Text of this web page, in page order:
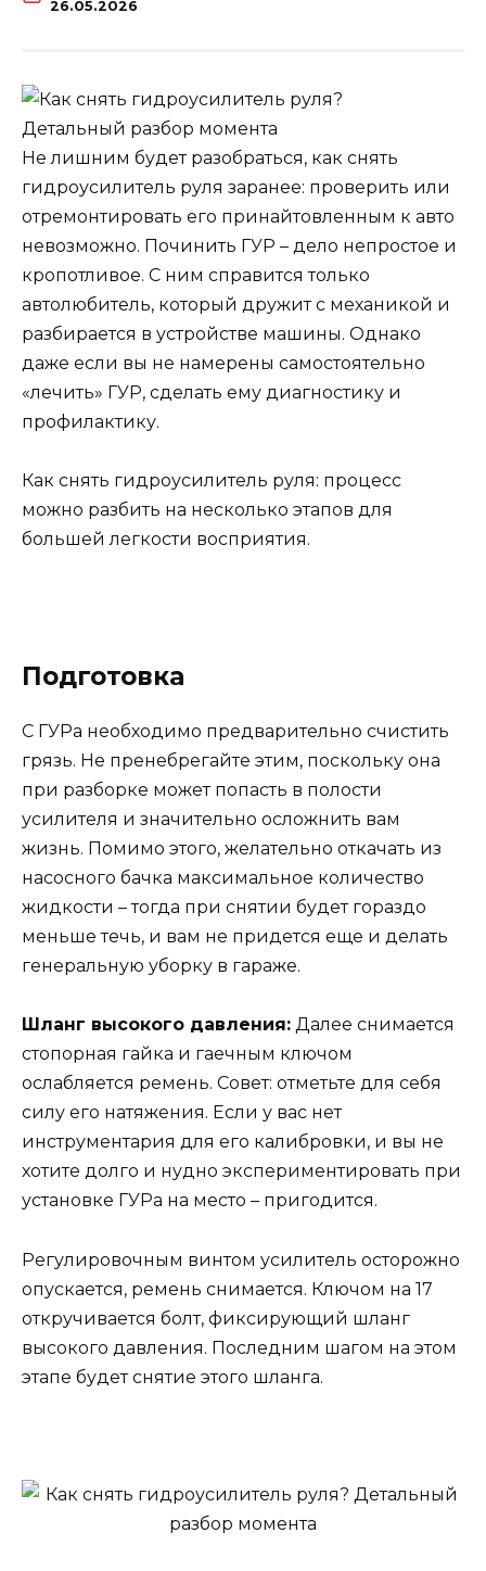
26.05.2026
Не лишним будет разобраться, как снять
гидроусилитель руля заранее: проверить или
отремонтировать его принайтовленным к авто
невозможно. Починить ГУР – дело непростое и
кропотливое. С ним справится только
автолюбитель, который дружит с механикой и
разбирается в устройстве машины. Однако
даже если вы не намерены самостоятельно
«лечить» ГУР, сделать ему диагностику и
профилактику.
Как снять гидроусилитель руля: процесс
можно разбить на несколько этапов для
большей легкости восприятия.
Подготовка
С ГУРа необходимо предварительно счистить
грязь. Не пренебрегайте этим, поскольку она
при разборке может попасть в полости
усилителя и значительно осложнить вам
жизнь. Помимо этого, желательно откачать из
насосного бачка максимальное количество
жидкости – тогда при снятии будет гораздо
меньше течь, и вам не придется еще и делать
генеральную уборку в гараже.
Шланг высокого давления: Далее снимается
стопорная гайка и гаечным ключом
ослабляется ремень. Совет: отметьте для себя
силу его натяжения. Если у вас нет
инструментария для его калибровки, и вы не
хотите долго и нудно экспериментировать при
установке ГУРа на место – пригодится.
Регулировочным винтом усилитель осторожно
опускается, ремень снимается. Ключом на 17
откручивается болт, фиксирующий шланг
высокого давления. Последним шагом на этом
этапе будет снятие этого шланга.